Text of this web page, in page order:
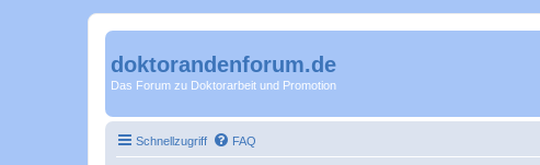
doktorandenforum.de
Das Forum zu Doktorarbeit und Promotion
Schnellzugriff FAQ